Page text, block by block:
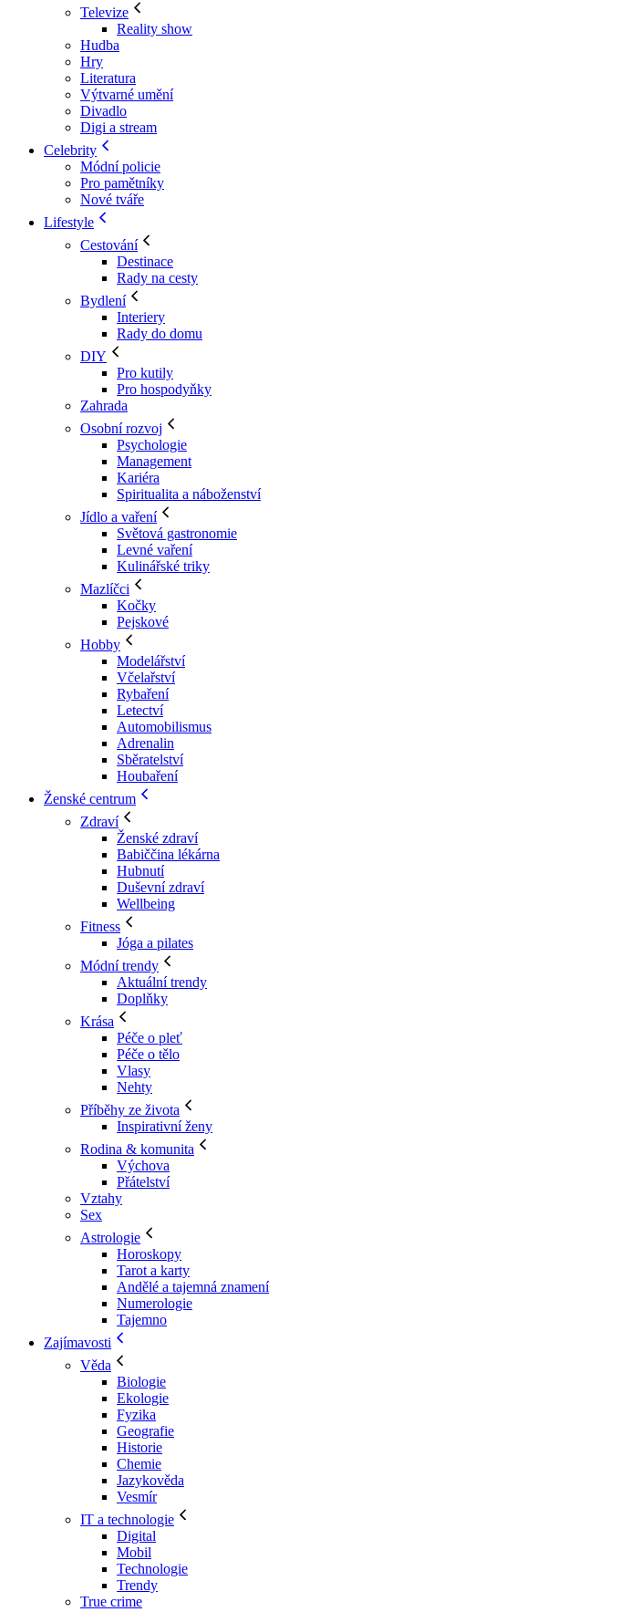
Televize
Reality show
Hudba
Hry
Literatura
Výtvarné umění
Divadlo
Digi a stream
Celebrity
Módní policie
Pro pamětníky
Nové tváře
Lifestyle
Cestování
Destinace
Rady na cesty
Bydlení
Interiery
Rady do domu
DIY
Pro kutily
Pro hospodyňky
Zahrada
Osobní rozvoj
Psychologie
Management
Kariéra
Spiritualita a náboženství
Jídlo a vaření
Světová gastronomie
Levné vaření
Kulinářské triky
Mazlíčci
Kočky
Pejskové
Hobby
Modelářství
Včelařství
Rybaření
Letectví
Automobilismus
Adrenalin
Sběratelství
Houbaření
Ženské centrum
Zdraví
Ženské zdraví
Babiččina lékárna
Hubnutí
Duševní zdraví
Wellbeing
Fitness
Jóga a pilates
Módní trendy
Aktuální trendy
Doplňky
Krása
Péče o pleť
Péče o tělo
Vlasy
Nehty
Příběhy ze života
Inspirativní ženy
Rodina & komunita
Výchova
Přátelství
Vztahy
Sex
Astrologie
Horoskopy
Tarot a karty
Andělé a tajemná znamení
Numerologie
Tajemno
Zajímavosti
Věda
Biologie
Ekologie
Fyzika
Geografie
Historie
Chemie
Jazykověda
Vesmír
IT a technologie
Digital
Mobil
Technologie
Trendy
True crime